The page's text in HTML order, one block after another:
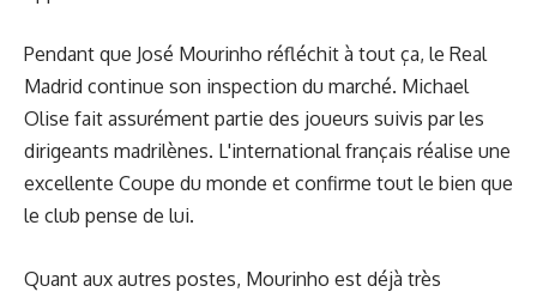
Pendant que José Mourinho réfléchit à tout ça, le Real
Madrid continue son inspection du marché. Michael
Olise fait assurément partie des joueurs suivis par les
dirigeants madrilènes. L'international français réalise une
excellente Coupe du monde et confirme tout le bien que
le club pense de lui.
Quant aux autres postes, Mourinho est déjà très